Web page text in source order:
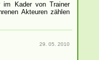
im Kader von Trainer
Akteuren zählen
29. 05. 2010